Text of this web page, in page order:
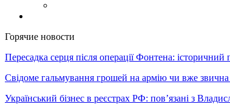
Горячие новости
Пересадка серця після операції Фонтена: історичний
Свідоме гальмування грошей на армію чи вже звична
Український бізнес в реєстрах РФ: пов’язані з